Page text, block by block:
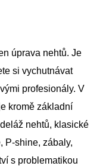
úprava nehtů. Je
si vychutnávat
profesionály. V
kromě základní
nehtů, klasické
P-shine, zábaly,
s problematikou